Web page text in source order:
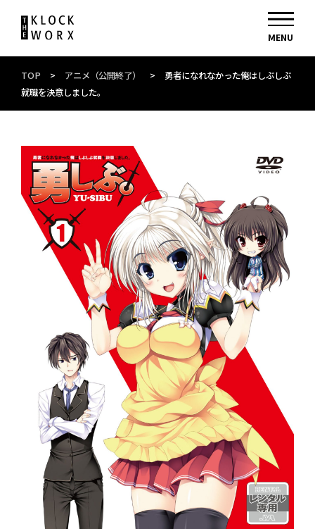
TOP > アニメ（公開終了） >
勇者になれなかった俺はしぶしぶ
就職を決意しました。